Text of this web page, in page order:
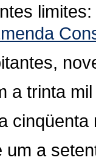
limites:
a trinta
um a